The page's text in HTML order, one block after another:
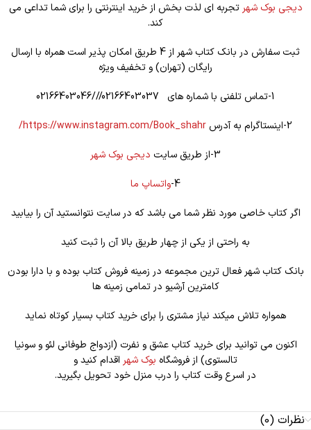
دیجی بوک شهرتجربه ای لذت بخش از خرید اینترنتی را برای شما تداعی می
کند.
ثبت سفارش در بانک کتاب شهر از 4 طریق امکان پذیر است همراه با ارسال
رایگان (تهران) و تخفیف ویژه
1-تماس تلفنی با شماره های 02166403037///02166403046
2-اینستاگرام به آدرس
https://www.instagram.com/Book_shahr/
3-از طریق سایت
دیجی بوک شهر
4- واتساپ ما
اگر کتاب خاصی مورد نظر شما می باشد که در سایت نتوانستید آن را بیابید
به راحتی از یکی از چهار طریق بالا آن را ثبت کنید
بانک کتاب شهر فعال ترین مجموعه در زمینه فروش کتاب بوده و با دارا بودن
کامترین آرشیو در تمامی زمینه ها
همواره تلاش میکند نیاز مشتری را برای خرید کتاب بسیار کوتاه نماید
اکنون می توانید برای خرید کتاب عشق و نفرت (ازدواج طوفانی لئو و سونیا
تالستوی) از فروشگاه بوک شهر اقدام کنید و
در اسرع وقت کتاب را درب منزل خود تحویل بگیرید.
نظرات (0)